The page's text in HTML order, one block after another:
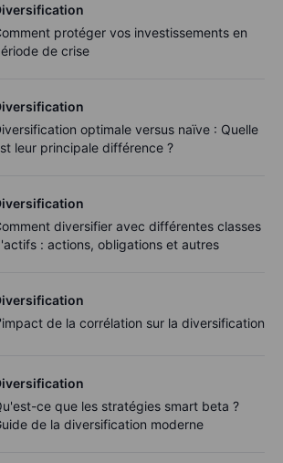
protéger vos investissements en
de crise
optimale versus naïve : Quelle
leur principale différence ?
diversifier avec différentes classes
: actions, obligations et autres
de la corrélation sur la diversification
ce que les stratégies smart beta ?
de la diversification moderne